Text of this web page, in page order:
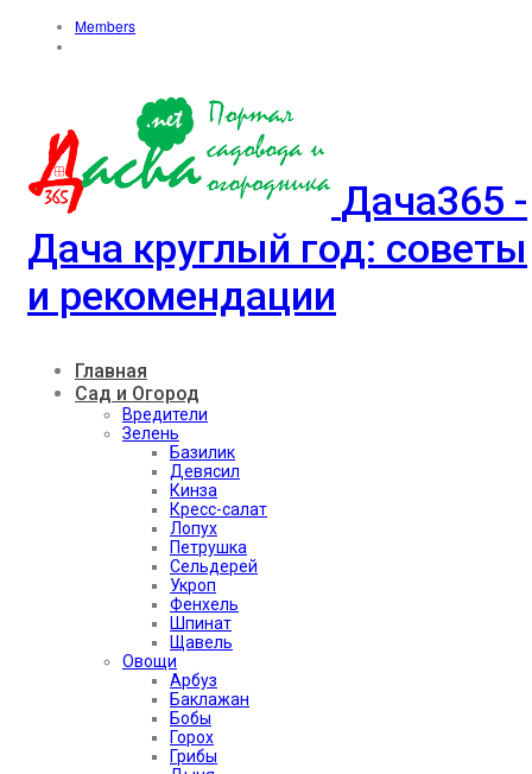
Members
Дача365 -
Дача круглый год: советы
и рекомендации
Главная
Сад и Огород
Вредители
Зелень
Базилик
Девясил
Кинза
Кресс-салат
Лопух
Петрушка
Сельдерей
Укроп
Фенхель
Шпинат
Щавель
Овощи
Арбуз
Баклажан
Бобы
Горох
Грибы